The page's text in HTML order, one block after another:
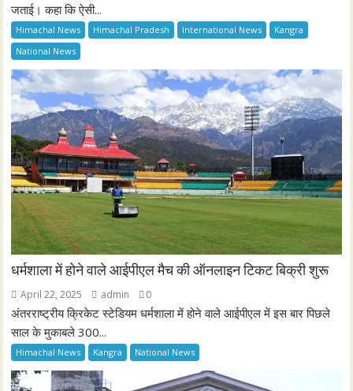
जताई। कहा कि ऐसी...
Himachal News Himachal Pradesh International News
Kangra
National News
धर्मशाला में होने वाले आईपीएल मैच की ऑनलाइन टिकट बिक्री शुरू
April 22, 2025 admin 0
अंतरराष्ट्रीय क्रिकेट स्टेडियम धर्मशाला में होने वाले आईपीएल में इस बार पिछले
साल के मुकाबले 300...
Himachal News Kangra National News